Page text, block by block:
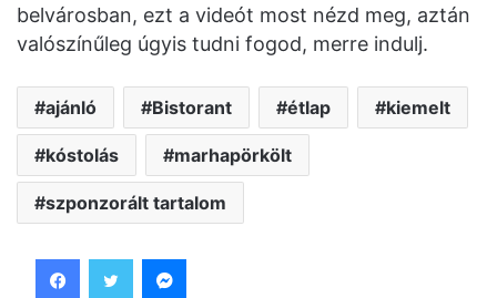
belvárosban, ezt a videót most nézd meg, aztán
valószínűleg úgyis tudni fogod, merre indulj.
ajánló Bistorant étlap kiemelt
kóstolás marhapörkölt
szponzorált tartalom